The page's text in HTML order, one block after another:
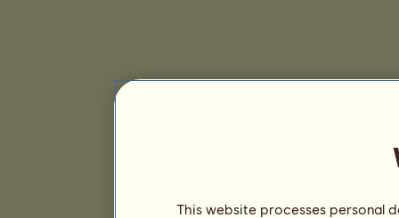
This website processes personal